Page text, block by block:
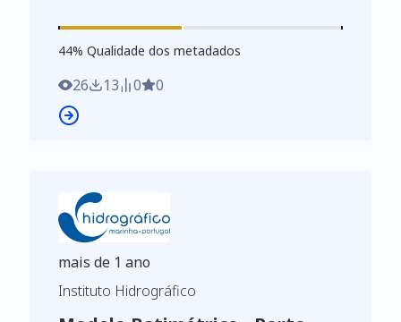
de Dados de Elevado Valor/HVD
identificados de acordo com o
Regulamento de Execução n.º 2023/138 da
Diretiva (UE) 2019/1024, relativa aos
44%
44% Qualidade dos metadados
26 13 0 0
mais de 1 ano
Instituto Hidrográfico